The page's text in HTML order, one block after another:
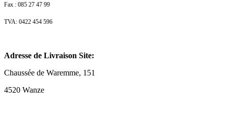
Fax : 085 27 47 99
TVA: 0422 454 596
Adresse de Livraison Site:
Chaussée de Waremme, 151
4520 Wanze